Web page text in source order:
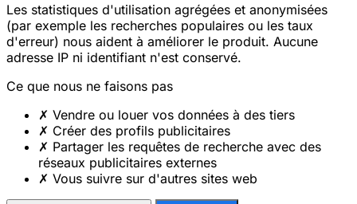
Les statistiques d'utilisation agrégées et anonymisées
(par exemple les recherches populaires ou les taux
d'erreur) nous aident à améliorer le produit. Aucune
adresse IP ni identifiant n'est conservé.
Ce que nous ne faisons pas
✗ Vendre ou louer vos données à des tiers
✗ Créer des profils publicitaires
✗ Partager les requêtes de recherche avec des
réseaux publicitaires externes
✗ Vous suivre sur d'autres sites web